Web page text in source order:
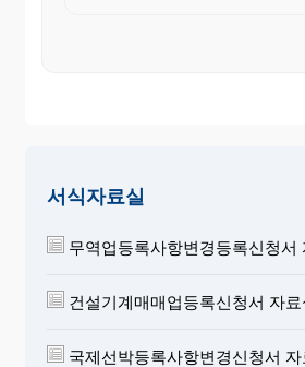
서식자료실
무역업등록사항변경등록신청서
건설기계매매업등록신청서 자료
국제선박등록사항변경신청서 자